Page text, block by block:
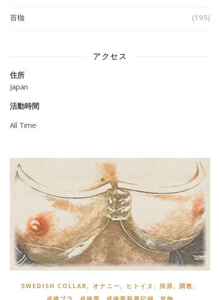
首枷 (195)
アクセス
住所
Japan
活動時間
All Time
SWEDISH COLLAR, オナニー, ヒトイヌ , 排尿, 調教,